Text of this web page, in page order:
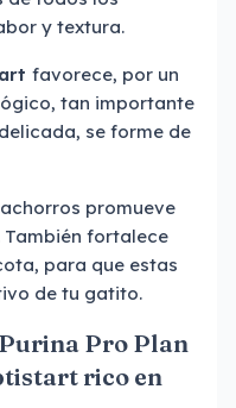
y textura.
favorece, por un
tan importante
se forme de
promueve
fortalece
para que estas
de tu gatito.
Pro Plan
rico en